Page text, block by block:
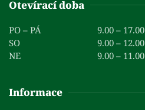
Otevírací doba
PO – PÁ
9.00 – 17.00
SO
9.00 – 12.00
NE
9.00 – 11.00
Informace